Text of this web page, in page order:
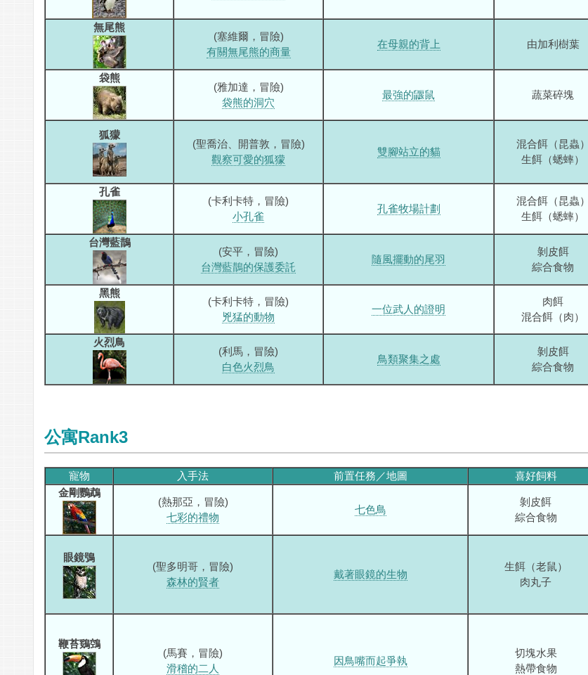
無尾熊
(塞維爾，冒險)
有關無尾熊的商量
在母親的背上 由加利樹葉
袋熊
(雅加達，冒險)
袋熊的洞穴
最強的鼴鼠 蔬菜碎塊
狐獴
(聖喬治、開普敦，冒險)
觀察可愛的狐獴
雙腳站立的貓
混合餌（昆蟲）
生餌（蟋蟀）
孔雀
(卡利卡特，冒險)
小孔雀
孔雀牧場計劃
混合餌（昆蟲）
生餌（蟋蟀）
台灣藍鵲
(安平，冒險)
台灣藍鵲的保護委託
隨風擺動的尾羽
剝皮餌
綜合食物
黑熊
(卡利卡特，冒險)
兇猛的動物
一位武人的證明
肉餌
混合餌（肉）
火烈鳥
(利馬，冒險)
白色火烈鳥
鳥類聚集之處
剝皮餌
綜合食物
公寓Rank3
寵物 入手法 前置任務／地圖 喜好飼料
金剛鸚鵡
(熱那亞，冒險)
七彩的禮物
七色鳥
剝皮餌
綜合食物
眼鏡鴞
(聖多明哥，冒險)
森林的賢者
戴著眼鏡的生物
生餌（老鼠）
肉丸子
鞭苔鵎鵼
(馬賽，冒險)
滑稽的二人
因鳥嘴而起爭執
切塊水果
熱帶食物